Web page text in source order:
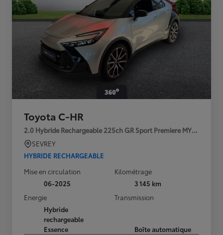
Toyota C-HR
2.0 Hybride Rechargeable 225ch GR Sport Premiere MY25
SEVREY
HYBRIDE RECHARGEABLE
Mise en circulation
06-2025
Kilométrage
3 145 km
Energie
Hybride
rechargeable
Essence
Transmission
Boîte automatique